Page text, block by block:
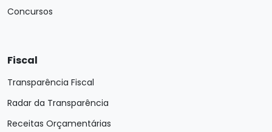
Concursos
Fiscal
Transparência Fiscal
Radar da Transparência
Receitas Orçamentárias